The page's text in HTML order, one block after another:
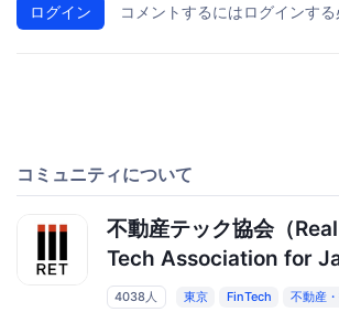
ログイン コメントするにはログインする
コミュニティについて
不動産テック協会（
Tech Association for
4038人 東京 FinTech 不動産